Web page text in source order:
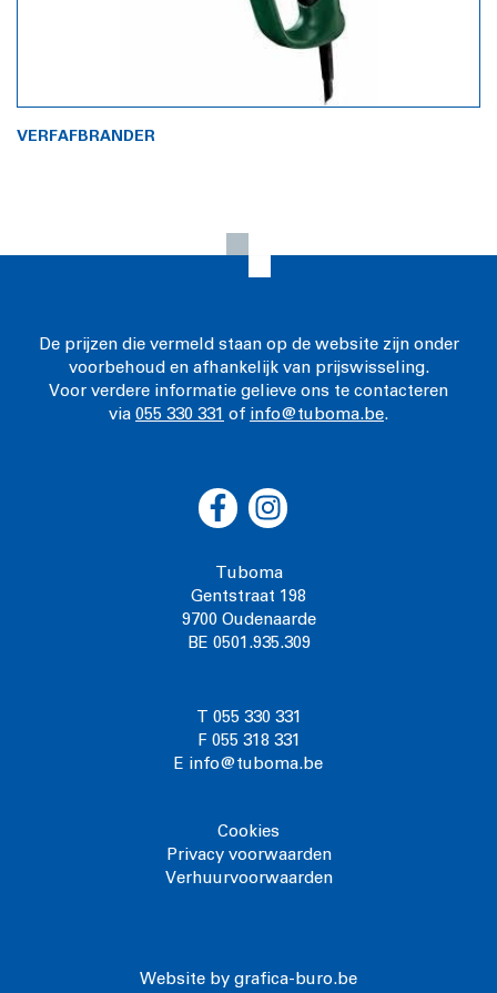
VERFAFBRANDER
De prijzen die vermeld staan op de website zijn onder
voorbehoud en afhankelijk van prijswisseling.
Voor verdere informatie gelieve ons te contacteren
via 055 330 331 of info@tuboma.be.
T 055 330 331
F 055 318 331
E info@tuboma.be
Cookies
Privacy voorwaarden
Verhuurvoorwaarden
Tuboma
Gentstraat 198
9700 Oudenaarde
BE 0501.935.309
Website by grafica-buro.be